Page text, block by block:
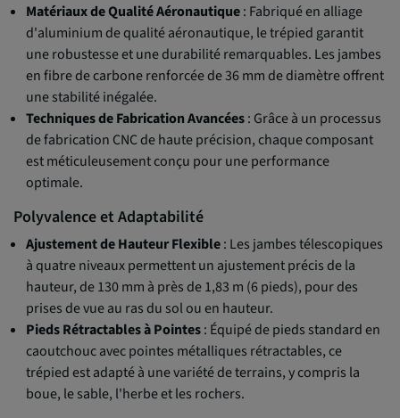
Matériaux de Qualité Aéronautique: Fabriqué en alliage
d'aluminium de qualité aéronautique, le trépied garantit
une robustesse et une durabilité remarquables. Les jambes
en fibre de carbone renforcée de 36 mm de diamètre offrent
une stabilité inégalée.
Techniques de Fabrication Avancées: Grâce à un processus
de fabrication CNC de haute précision, chaque composant
est méticuleusement conçu pour une performance
optimale.
Polyvalence et Adaptabilité
Ajustement de Hauteur Flexible: Les jambes télescopiques
à quatre niveaux permettent un ajustement précis de la
hauteur, de 130 mm à près de 1,83 m (6 pieds), pour des
prises de vue au ras du sol ou en hauteur.
Pieds Rétractables à Pointes: Équipé de pieds standard en
caoutchouc avec pointes métalliques rétractables, ce
trépied est adapté à une variété de terrains, y compris la
boue, le sable, l'herbe et les rochers.